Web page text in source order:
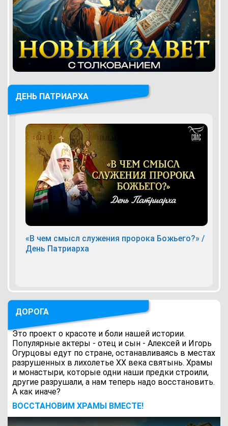
ДЕНЬ ПАТРИАРХА
«В чем смысл служения пророка Божьего?» /
День Патриарха
ДОРОГА
Это проект о красоте и боли нашей истории.
Популярные актеры - отец и сын - Алексей и Игорь
Огурцовы едут по стране, останавливаясь в местах
разрушенных в лихолетье ХХ века святынь. Храмы
и монастыри, которые одни наши предки строили,
другие разрушали, а нам теперь надо восстановить.
А как иначе?
ВОCСТАНОВИМ ХРАМЫ ВМЕСТЕ!